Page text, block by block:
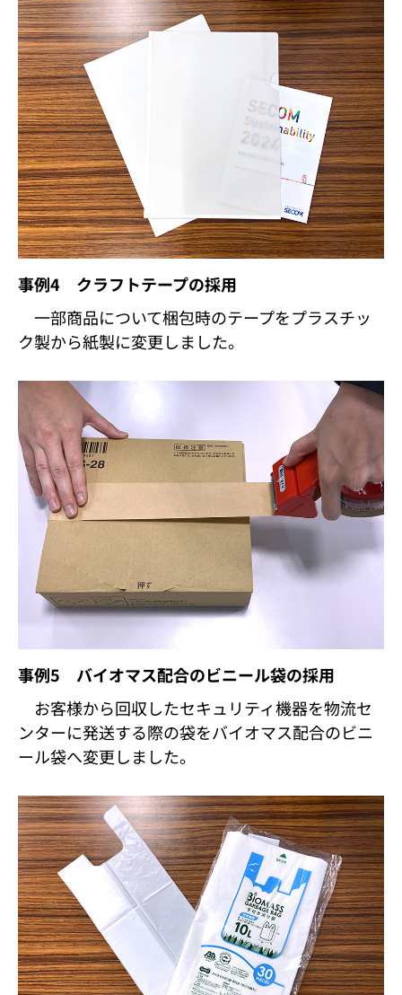
事例4 クラフトテープの採用
一部商品について梱包時のテープをプラスチッ
ク製から紙製に変更しました。
事例5 バイオマス配合のビニール袋の採用
お客様から回収したセキュリティ機器を物流セ
ンターに発送する際の袋をバイオマス配合のビニ
ール袋へ変更しました。